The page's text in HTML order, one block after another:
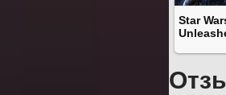
Star